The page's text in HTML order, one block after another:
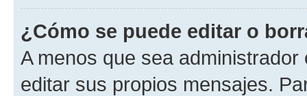
¿Cómo se puede editar o
A menos que sea
editar sus propios mensajes.